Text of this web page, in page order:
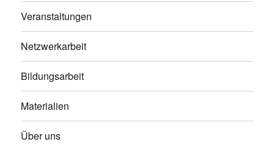
Veranstaltungen
Netzwerkarbeit
Bildungsarbeit
Materialien
Über uns